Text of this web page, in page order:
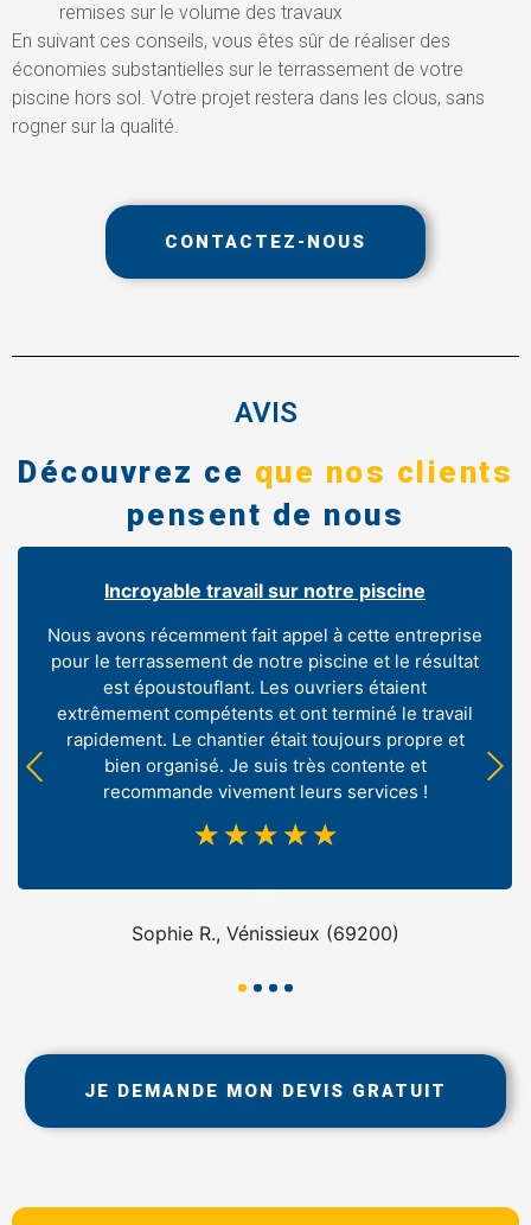
remises sur le volume des travaux
En suivant ces conseils, vous êtes sûr de réaliser des
économies substantielles sur le terrassement de votre
piscine hors sol. Votre projet restera dans les clous, sans
rogner sur la qualité.
CONTACTEZ-NOUS
AVIS
Découvrez ce que nos clients
pensent de nous
Sophie R., Vénissieux (69200)
Incroyable travail sur notre piscine
Nous avons récemment fait appel à cette entreprise
pour le terrassement de notre piscine et le résultat
est époustouflant. Les ouvriers étaient
extrêmement compétents et ont terminé le travail
rapidement. Le chantier était toujours propre et
bien organisé. Je suis très contente et
recommande vivement leurs services !
☆ ☆ ☆ ☆ ☆
JE DEMANDE MON DEVIS GRATUIT